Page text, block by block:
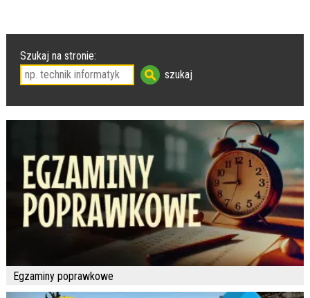
Szukaj na stronie:
Egzaminy poprawkowe